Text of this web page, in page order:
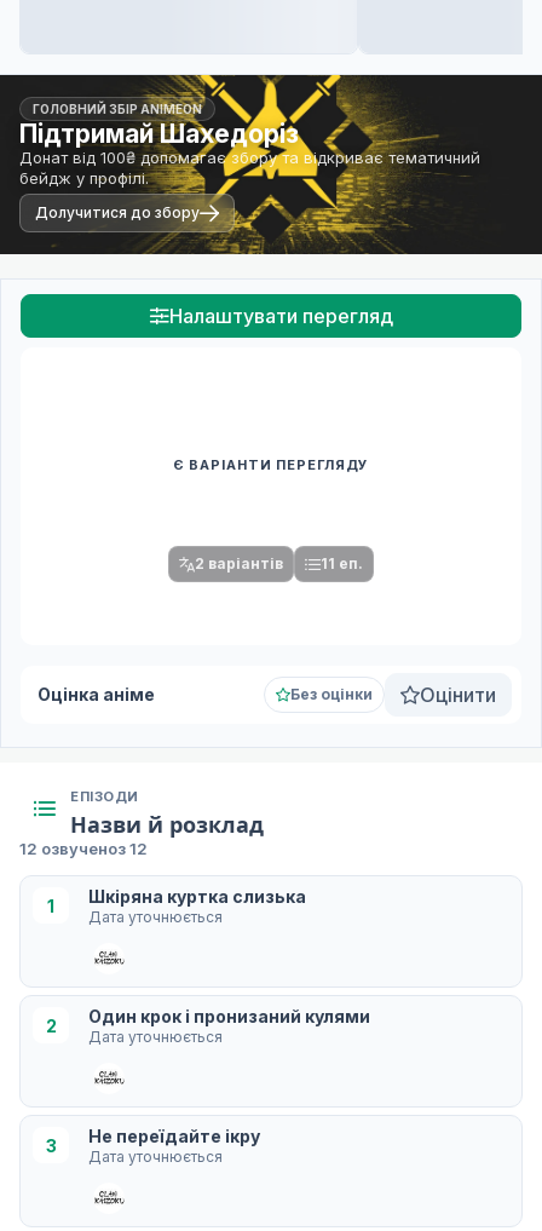
ГОЛОВНИЙ ЗБІР ANIMEON
Підтримай Шахедоріз
Донат від 100₴ допомагає збору та відкриває тематичний
бейдж у профілі.
Долучитися до збору
Налаштувати перегляд
Є ВАРІАНТИ ПЕРЕГЛЯДУ
2 варіантів 11 еп.
Оцінка аніме Без оцінки Оцінити
ЕПІЗОДИ
Назви й розклад
12 озвученоз 12
1 Шкіряна куртка слизька
Дата уточнюється
2 Один крок і пронизаний кулями
Дата уточнюється
3 Не переїдайте ікру
Дата уточнюється